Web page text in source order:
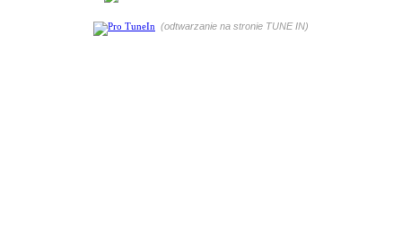
(odtwarzanie na stronie TUNE IN)